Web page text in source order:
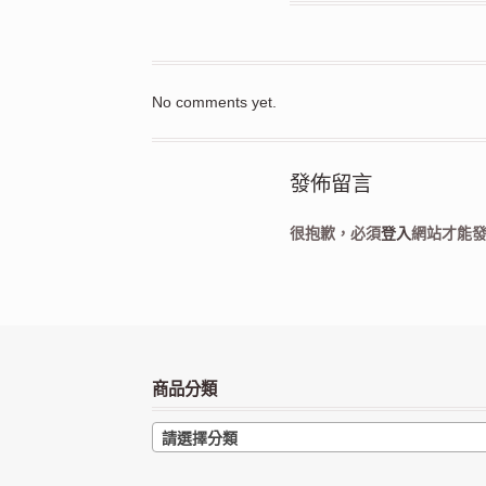
No comments yet.
發佈留言
很抱歉，必須登入網站才能
商品分類
請選擇分類